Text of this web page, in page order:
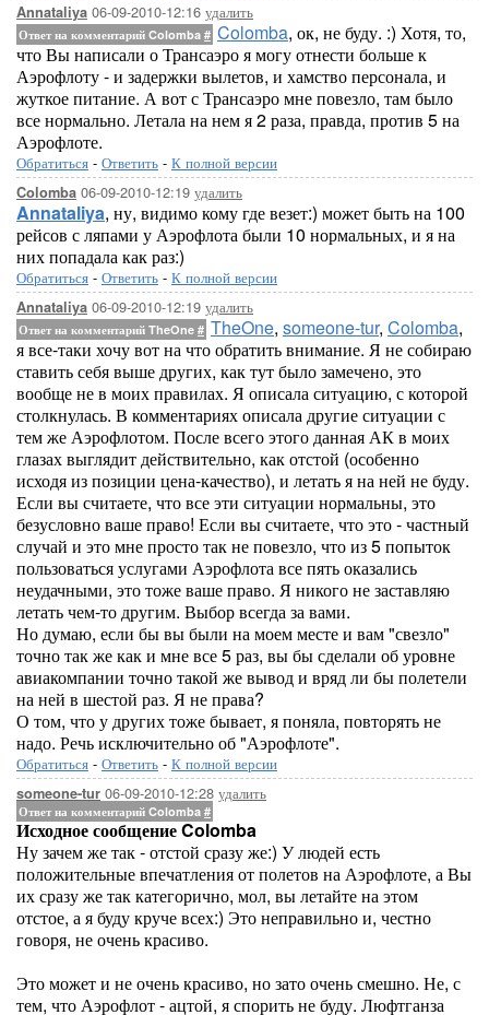
Annataliya 06-09-2010-12:16 удалить
Ответ на комментарий Colomba # Colomba, ок, не буду. :) Хотя, то,
что Вы написали о Трансаэро я могу отнести больше к
Аэрофлоту - и задержки вылетов, и хамство персонала, и
жуткое питание. А вот с Трансаэро мне повезло, там было
все нормально. Летала на нем я 2 раза, правда, против 5 на
Аэрофлоте.
Обратиться - Ответить - К полной версии
Colomba 06-09-2010-12:19 удалить
Annataliya, ну, видимо кому где везет:) может быть на 100
рейсов с ляпами у Аэрофлота были 10 нормальных, и я на
них попадала как раз:)
Обратиться - Ответить - К полной версии
Annataliya 06-09-2010-12:19 удалить
Ответ на комментарий TheOne # TheOne, someone-tur, Colomba,
я все-таки хочу вот на что обратить внимание. Я не собираю
ставить себя выше других, как тут было замечено, это
вообще не в моих правилах. Я описала ситуацию, с которой
столкнулась. В комментариях описала другие ситуации с
тем же Аэрофлотом. После всего этого данная АК в моих
глазах выглядит действительно, как отстой (особенно
исходя из позиции цена-качество), и летать я на ней не буду.
Если вы считаете, что все эти ситуации нормальны, это
безусловно ваше право! Если вы считаете, что это - частный
случай и это мне просто так не повезло, что из 5 попыток
пользоваться услугами Аэрофлота все пять оказались
неудачными, это тоже ваше право. Я никого не заставляю
летать чем-то другим. Выбор всегда за вами.
Но думаю, если бы вы были на моем месте и вам "свезло"
точно так же как и мне все 5 раз, вы бы сделали об уровне
авиакомпании точно такой же вывод и вряд ли бы полетели
на ней в шестой раз. Я не права?
О том, что у других тоже бывает, я поняла, повторять не
надо. Речь исключительно об "Аэрофлоте".
Обратиться - Ответить - К полной версии
someone-tur 06-09-2010-12:28 удалить
Ответ на комментарий Colomba #
Исходное сообщение Colomba
Ну зачем же так - отстой сразу же:) У людей есть
положительные впечатления от полетов на Аэрофлоте, а Вы
их сразу же так категорично, мол, вы летайте на этом
отстое, а я буду круче всех:) Это неправильно и, честно
говоря, не очень красиво.
Это может и не очень красиво, но зато очень смешно. Не, с
тем, что Аэрофлот - ацтой, я спорить не буду. Люфтганза